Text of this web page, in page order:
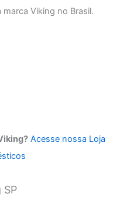
Viking no Brasil.
Acesse nossa Loja
SP